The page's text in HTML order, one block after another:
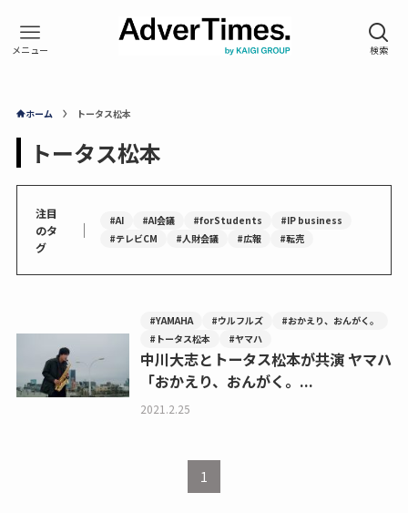
ホーム トータス松本
トータス松本
注目
のタ
グ
｜ #AI #AI会議 #forStudents
#IP business
#テレビCM
#人財会議 #広報 #転売
#YAMAHA #ウルフルズ
#おかえり、おんがく。
#トータス松本
#ヤマハ
中川大志とトータス松本が共演 ヤマハ
「おかえり、おんがく。...
2021.2.25
1